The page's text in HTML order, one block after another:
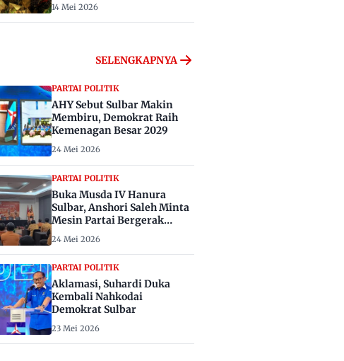
14 Mei 2026
SELENGKAPNYA
PARTAI POLITIK
AHY Sebut Sulbar Makin
Membiru, Demokrat Raih
Kemenagan Besar 2029
24 Mei 2026
PARTAI POLITIK
Buka Musda IV Hanura
Sulbar, Anshori Saleh Minta
Mesin Partai Bergerak
Menangkan Pemilu 2029
24 Mei 2026
PARTAI POLITIK
Aklamasi, Suhardi Duka
Kembali Nahkodai
Demokrat Sulbar
23 Mei 2026